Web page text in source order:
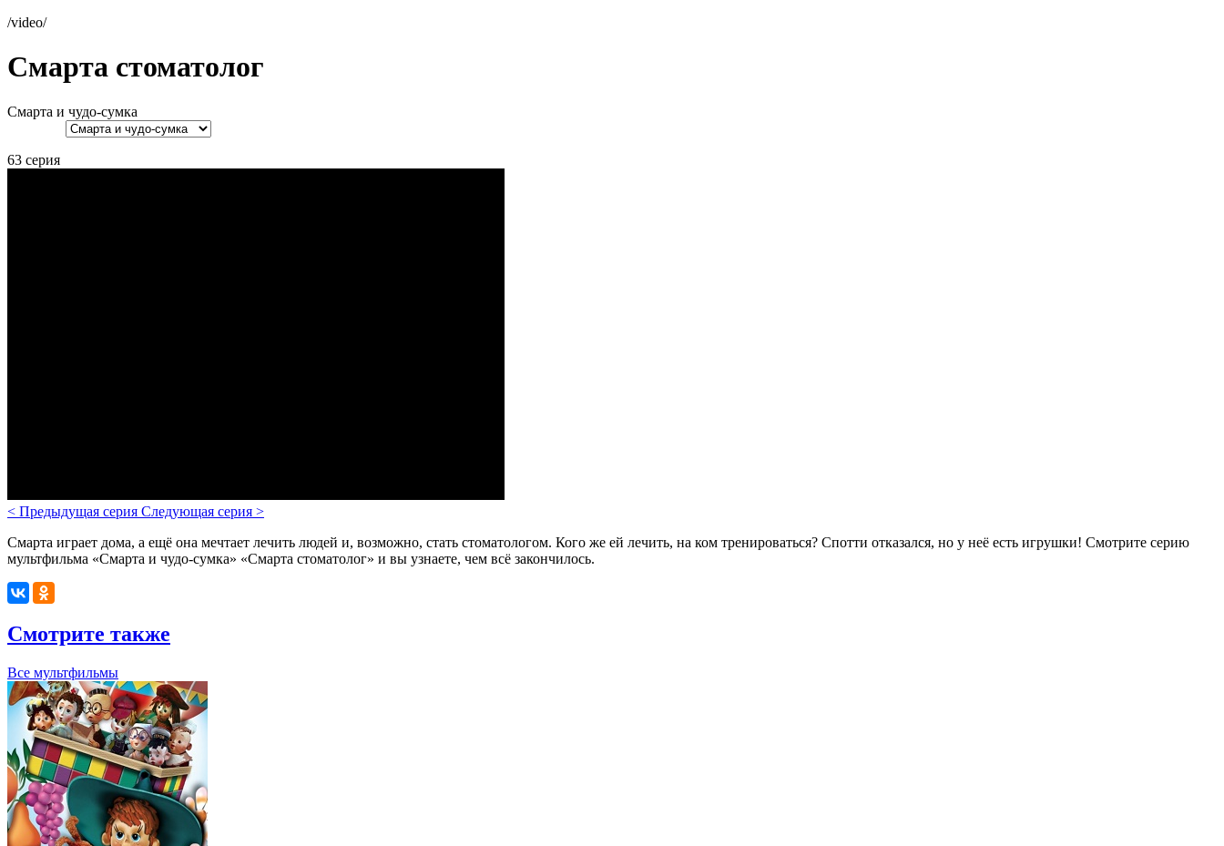
/video/
Смарта стоматолог
Смарта и чудо-сумка
63 серия
< Предыдущая серия Следующая серия >
Смарта играет дома, а ещё она мечтает лечить людей и, возможно, стать стоматологом. Кого же ей лечить, на ком тренироваться? Спотти отказался, но у неё есть игрушки! Смотрите серию
мультфильма «Смарта и чудо-сумка» «Смарта стоматолог» и вы узнаете, чем всё закончилось.
Смотрите также
Все мультфильмы